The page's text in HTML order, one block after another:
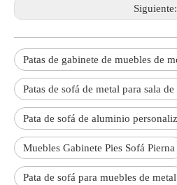
Siguiente:
Patas de gabinete de muebles de
Patas de sofá de metal para sala de
Pata de sofá de aluminio
Muebles Gabinete Pies Sofá Pierna
Pata de sofá para muebles de metal